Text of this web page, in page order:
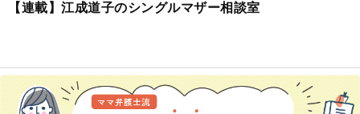
【連載】江成道子のシングルマザー相談室